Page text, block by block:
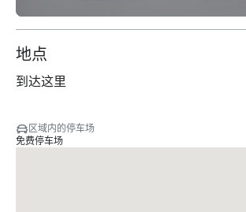
地点
到达这里
区域内的停车场
免费停车场